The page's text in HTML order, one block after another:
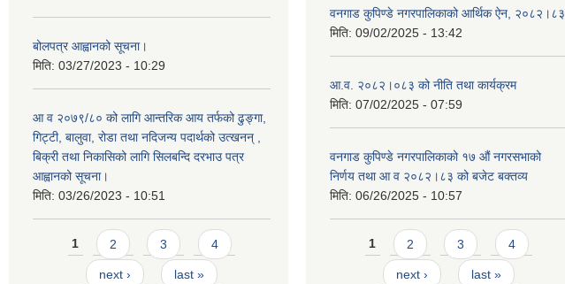
बोलपत्र आह्वानको सूचना।
मिति: 03/27/2023 - 10:29
आ व २०७९/८० को लागि आन्तरिक आय तर्फको ढुङ्गा,
गिट्टी, बालुवा, रोडा तथा नदिजन्य पदार्थको उत्खनन् ,
बिक्री तथा निकासिको लागि सिलबन्दि दरभाउ पत्र
आह्वानको सूचना।
मिति: 03/26/2023 - 10:51
Pages
1 2 3 4
next › last »
वनगाड कुपिण्डे नगरपालिकाको आर्थिक ऐन, २०८२।८३
मिति: 09/02/2025 - 13:42
आ.व. २०८२।०८३ को नीति तथा कार्यक्रम
मिति: 07/02/2025 - 07:59
वनगाड कुपिण्डे नगरपालिकाको १७ ‍औं नगरसभाको
निर्णय तथा आ व २०८२।८३ को बजेट बक्तव्य
मिति: 06/26/2025 - 10:57
Pages
1 2 3 4
next › last »